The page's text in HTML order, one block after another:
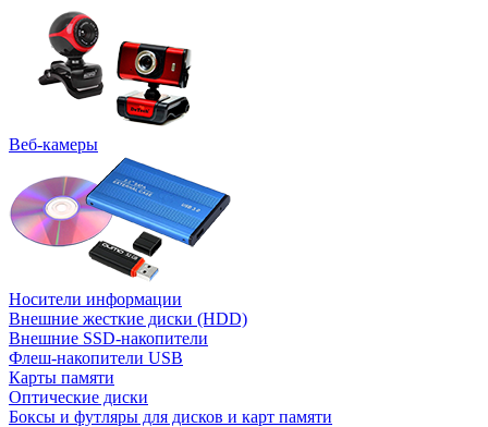
Веб-камеры
Носители информации
Внешние жесткие диски (HDD)
Внешние SSD-накопители
Флеш-накопители USB
Карты памяти
Оптические диски
Боксы и футляры для дисков и карт памяти